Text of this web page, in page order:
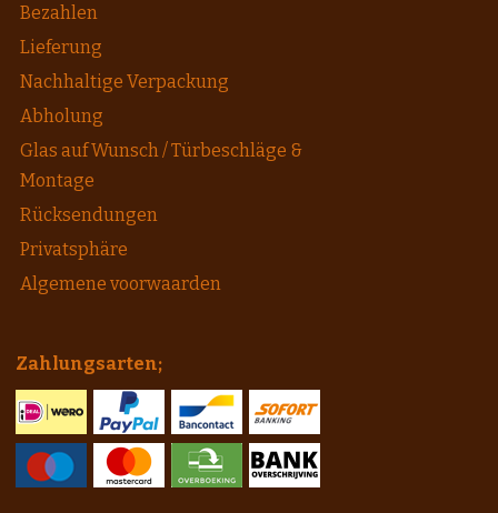
Bezahlen
Lieferung
Nachhaltige Verpackung
Abholung
Glas auf Wunsch / Türbeschläge &
Montage
Rücksendungen
Privatsphäre
Algemene voorwaarden
Zahlungsarten;